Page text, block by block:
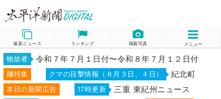
最新ニュース ランキング 掲載写真 メニュー
物故者 令和７年７月１日付〜令和８年７月１２日付
麺特集 クマの目撃情報（８月３日、４日） 紀北町
本日の新聞広告 17時更新 三重 東紀州ニュース